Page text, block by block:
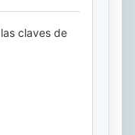
claves de